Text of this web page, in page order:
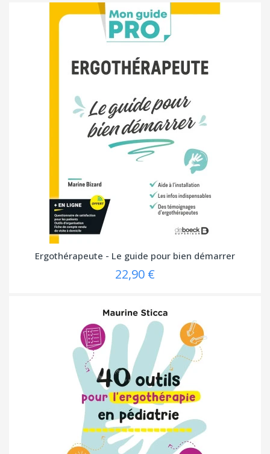
Ergothérapeute - Le guide pour bien démarrer
22,90 €